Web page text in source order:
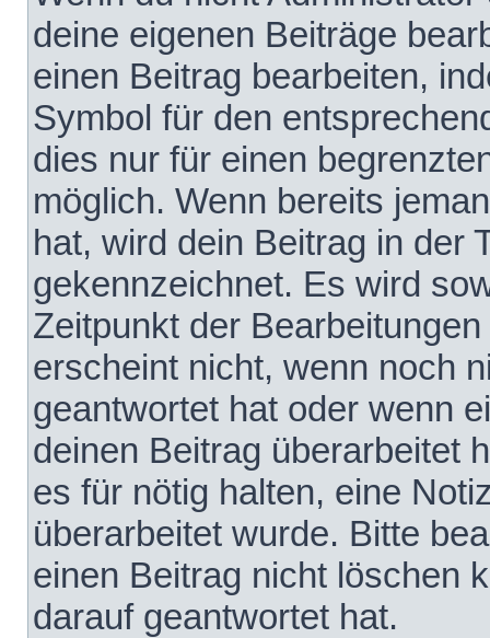
deine eigenen Beiträge
einen Beitrag bearbeiten,
Symbol für den
dies nur für einen
möglich. Wenn bereits
hat, wird dein Beitrag in der
gekennzeichnet. Es wird
Zeitpunkt der
erscheint nicht, wenn noch
geantwortet hat oder wenn
deinen Beitrag überarbeitet
es für nötig halten, eine
überarbeitet wurde. Bitte
einen Beitrag nicht löschen
darauf geantwortet hat.